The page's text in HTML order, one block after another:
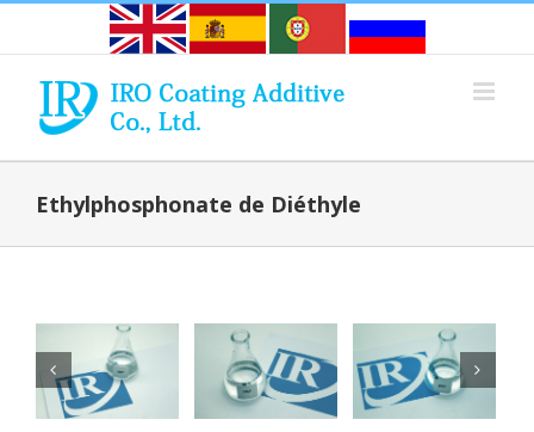
Ethylphosphonate de Diéthyle